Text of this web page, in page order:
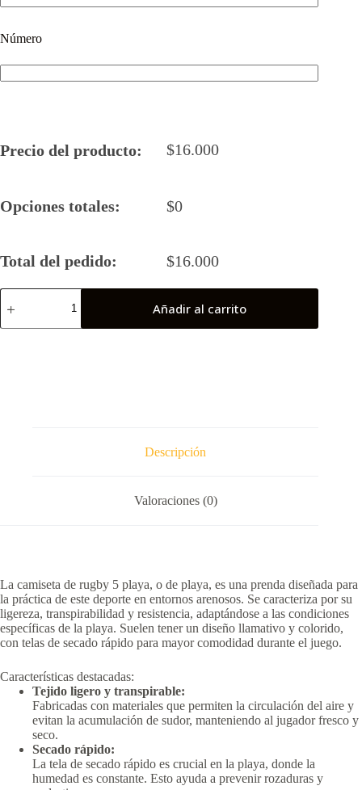
Número
Precio del producto: $16.000
Opciones totales: $0
Total del pedido: $16.000
Camiseta
Rugby
Añadir al carrito
Descripción
Valoraciones (0)
La camiseta de rugby 5 playa, o de playa, es una prenda diseñada para
la práctica de este deporte en entornos arenosos. Se caracteriza por su
ligereza, transpirabilidad y resistencia, adaptándose a las condiciones
específicas de la playa. Suelen tener un diseño llamativo y colorido,
con telas de secado rápido para mayor comodidad durante el juego.
Características destacadas:
Tejido ligero y transpirable:
Fabricadas con materiales que permiten la circulación del aire y
evitan la acumulación de sudor, manteniendo al jugador fresco y
seco.
Secado rápido:
La tela de secado rápido es crucial en la playa, donde la
humedad es constante. Esto ayuda a prevenir rozaduras y